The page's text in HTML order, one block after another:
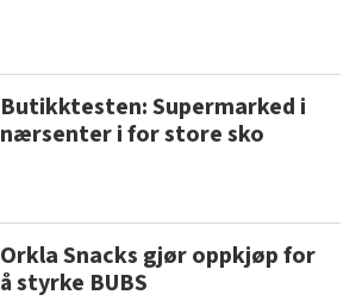
Butikktesten: Supermarked i
nærsenter i for store sko
Orkla Snacks gjør oppkjøp for
å styrke BUBS